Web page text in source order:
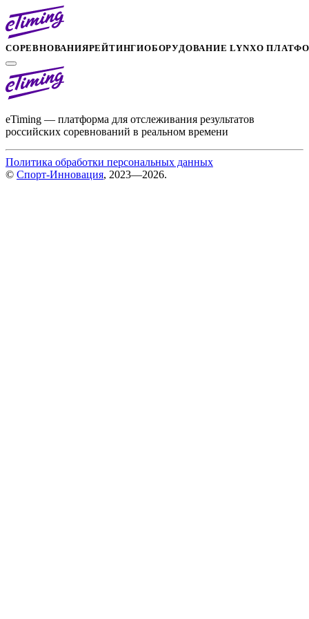
СОРЕВНОВАНИЯРЕЙТИНГИОБОРУДОВАНИЕ LYNXО
eTiming — платформа для отслеживания результатов
российских соревнований в реальном времени
Политика обработки персональных данных
© Спорт-Инновация, 2023—2026.